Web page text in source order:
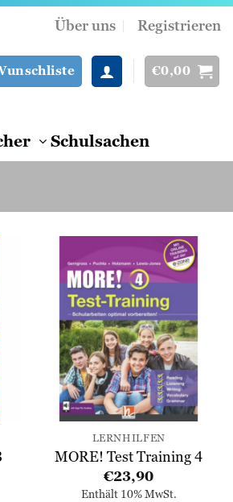
Über uns
Registrieren
€0,00
Schulsachen
Wunschliste
hinzufügen
LERNHILFEN
MORE! Test Training 4
€23,90
Enthält 10% MwSt.